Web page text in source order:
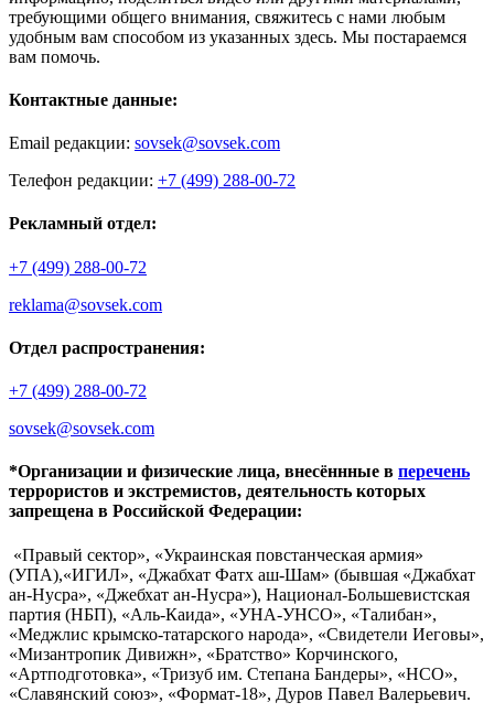
требующими общего внимания, свяжитесь с нами любым
удобным вам способом из указанных здесь. Мы постараемся
вам помочь.
Контактные данные:
Email редакции: sovsek@sovsek.com
Телефон редакции: +7 (499) 288-00-72
Рекламный отдел:
+7 (499) 288-00-72
reklama@sovsek.com
Отдел распространения:
+7 (499) 288-00-72
sovsek@sovsek.com
*Организации и физические лица, внесённные в перечень
террористов и экстремистов, деятельность которых
запрещена в Российской Федерации:
«Правый сектор», «Украинская повстанческая армия»
(УПА),«ИГИЛ», «Джабхат Фатх аш-Шам» (бывшая «Джабхат
ан-Нусра», «Джебхат ан-Нусра»), Национал-Большевистская
партия (НБП), «Аль-Каида», «УНА-УНСО», «Талибан»,
«Меджлис крымско-татарского народа», «Свидетели Иеговы»,
«Мизантропик Дивижн», «Братство» Корчинского,
«Артподготовка», «Тризуб им. Степана Бандеры», «НСО»,
«Славянский союз», «Формат-18», Дуров Павел Валерьевич.